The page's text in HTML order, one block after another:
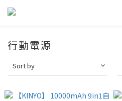
行動電源
Sort by